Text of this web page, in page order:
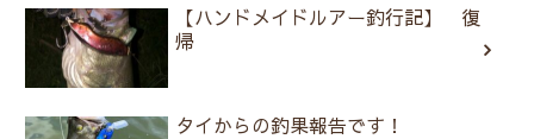
【ハンドメイドルアー釣行記】 復
帰
タイからの釣果報告です！